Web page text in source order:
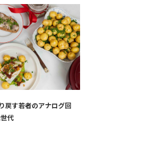
戻す若者のアナログ回
代